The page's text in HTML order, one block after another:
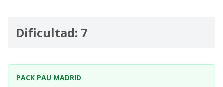
Dificultad: 7
PACK PAU MADRID